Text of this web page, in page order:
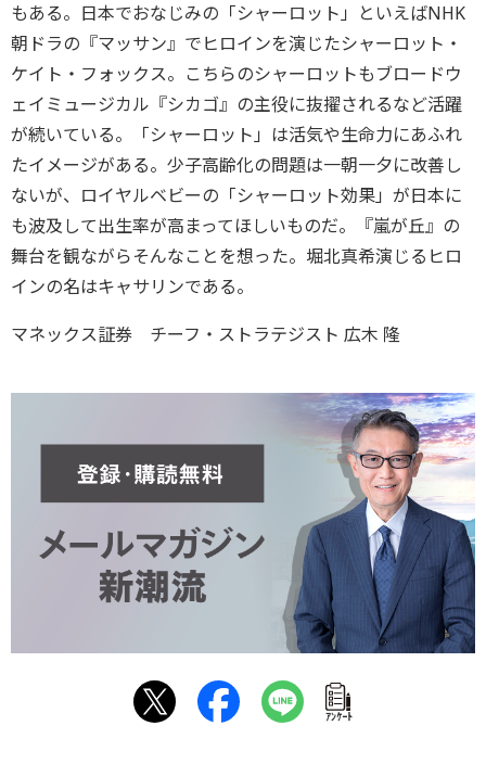
もある。日本でおなじみの「シャーロット」といえばNHK
朝ドラの『マッサン』でヒロインを演じたシャーロット・
ケイト・フォックス。こちらのシャーロットもブロードウ
ェイミュージカル『シカゴ』の主役に抜擢されるなど活躍
が続いている。「シャーロット」は活気や生命力にあふれ
たイメージがある。少子高齢化の問題は一朝一夕に改善し
ないが、ロイヤルベビーの「シャーロット効果」が日本に
も波及して出生率が高まってほしいものだ。『嵐が丘』の
舞台を観ながらそんなことを想った。堀北真希演じるヒロ
インの名はキャサリンである。
マネックス証券 チーフ・ストラテジスト 広木 隆
ｱﾝｹｰﾄ